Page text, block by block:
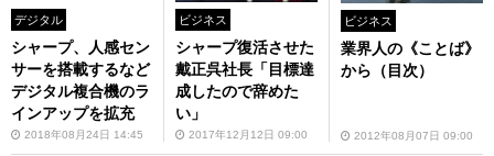
デジタル
シャープ、人感セン
サーを搭載するなど
デジタル複合機のラ
インアップを拡充
2018年08月24日 14:45
ビジネス
シャープ復活させた
戴正呉社長「目標達
成したので辞めた
い」
2017年12月12日 09:00
ビジネス
業界人の《ことば》
から（目次）
2012年08月07日 09:00